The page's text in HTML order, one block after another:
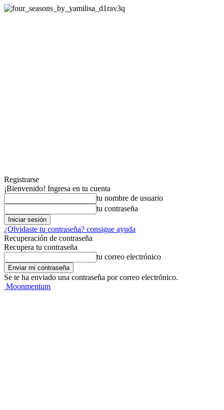
Registrarse
¡Bienvenido! Ingresa en tu cuenta
tu nombre de usuario
tu contraseña
¿Olvidaste tu contraseña? consigue ayuda
Recuperación de contraseña
Recupera tu contraseña
tu correo electrónico
Se te ha enviado una contraseña por correo electrónico.
Moonmentum